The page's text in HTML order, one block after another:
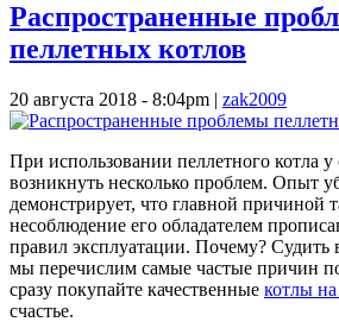
Распространенные
пеллетных котлов
20 августа 2018 - 8:04pm | zak2009
При использовании пеллетного котла у
возникнуть несколько проблем. Опыт
демонстрирует, что главной причиной
несоблюдение его обладателем
правил эксплуатации. Почему? Судить
мы перечислим самые частые причин
сразу покупайте качественные котлы на
счастье.